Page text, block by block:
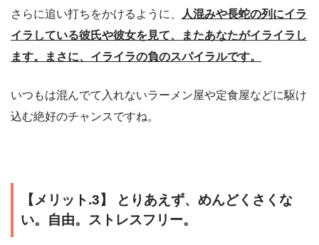
さらに追い打ちをかけるように、
人混みや長蛇の列にイラ
イラしている彼氏や彼女を見て、またあなたがイライラし
ます。まさに、イライラの負のスパイラルです。
いつもは混んでて入れないラーメン屋や定食屋などに駆け
込む絶好のチャンスですね。
【メリット.3】 とりあえず、めんどくさくな
い。自由。ストレスフリー。